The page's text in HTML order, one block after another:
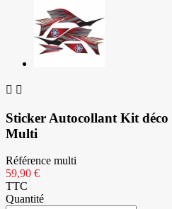
 
Sticker Autocollant Kit
Multi
Référence multi
59,90 €
TTC
Quantité